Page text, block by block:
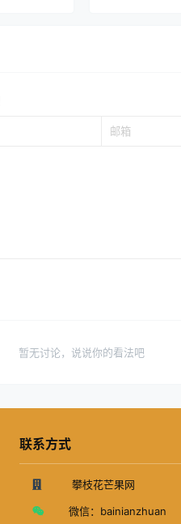
暂无讨论，说说你的看法吧
联系方式
攀枝花芒果网
微信： bainianzhuan